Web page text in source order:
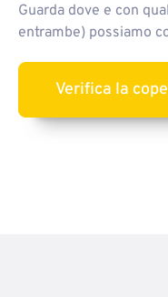
Guarda dove e con
entrambe) possiamo
Verifica la